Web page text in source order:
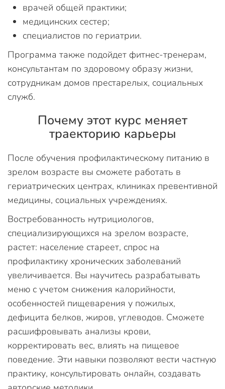
врачей общей практики;
медицинских сестер;
специалистов по гериатрии.
Программа также подойдет фитнес-тренерам,
консультантам по здоровому образу жизни,
сотрудникам домов престарелых, социальных
служб.
Почему этот курс меняет
траекторию карьеры
После обучения профилактическому питанию в
зрелом возрасте вы сможете работать в
гериатрических центрах, клиниках превентивной
медицины, социальных учреждениях.
Востребованность нутрициологов,
специализирующихся на зрелом возрасте,
растет: население стареет, спрос на
профилактику хронических заболеваний
увеличивается. Вы научитесь разрабатывать
меню с учетом снижения калорийности,
особенностей пищеварения у пожилых,
дефицита белков, жиров, углеводов. Сможете
расшифровывать анализы крови,
корректировать вес, влиять на пищевое
поведение. Эти навыки позволяют вести частную
практику, консультировать онлайн, создавать